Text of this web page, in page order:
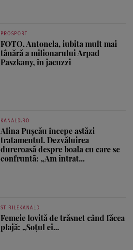
PROSPORT
FOTO. Antonela, iubita mult mai
tânără a milionarului Arpad
Paszkany, în jacuzzi
KANALD.RO
Alina Pușcău începe astăzi
tratamentul. Dezvăluirea
dureroasă despre boala cu care se
confruntă: „Am intrat...
STIRILEKANALD
Femeie lovită de trăsnet când făcea
plajă: „Soțul ei...